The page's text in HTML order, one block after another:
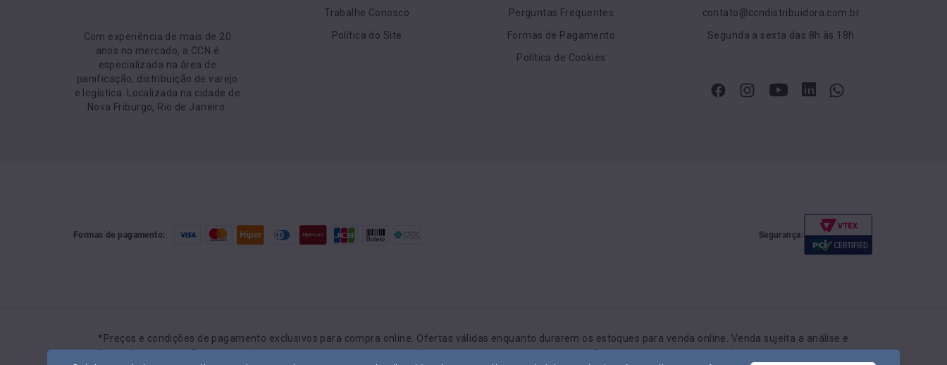
Com experiência de mais de 20
anos no mercado, a CCN é
especializada na área de
panificação, distribuição de varejo
e logística. Localizada na cidade de
Nova Friburgo, Rio de Janeiro.
Trabalhe Conosco
Política do Site
Perguntas Frequentes
Formas de Pagamento
Política de Cookies
contato@ccndistribuidora.com.br
Segunda a sexta das 8h às 18h
Formas de pagamento: Segurança:
Preços e condições de pagamento exclusivos para compra online. Ofertas válidas enquanto durarem os estoques para venda online. Venda sujeita a análise e
confirmação de dados. Em caso de divergência de preços do site será válido o valor no carrinho de compras. O valor do produto pode ser alterado a qualquer momento